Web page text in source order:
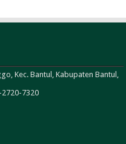
Kec. Bantul, Kabupaten Bantul,
7320